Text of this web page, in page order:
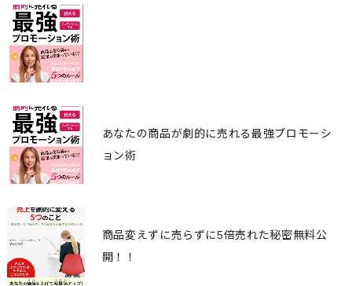
あなたの商品が劇的に売れる最強プロモーシ
ョン術
商品変えずに売らずに5倍売れた秘密無料公
開！！